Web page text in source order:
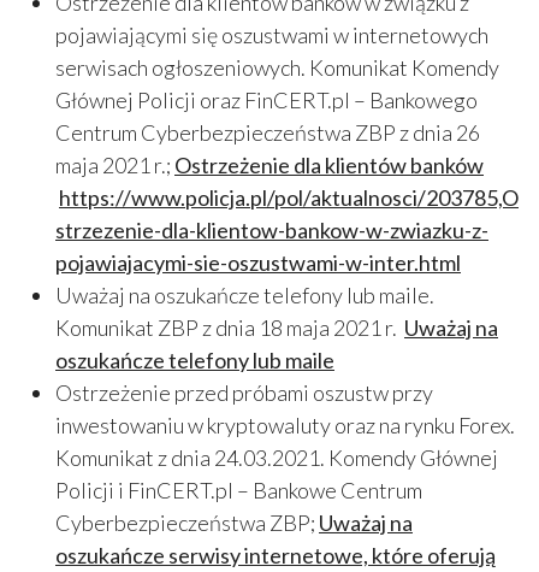
pojawiającymi się oszustwami w internetowych
serwisach ogłoszeniowych. Komunikat Komendy
Głównej Policji oraz FinCERT.pl – Bankowego
Centrum Cyberbezpieczeństwa ZBP z dnia 26
maja 2021 r.; Ostrzeżenie dla klientów banków
https://www.policja.pl/pol/aktualnosci/203785,O
strzezenie-dla-klientow-bankow-w-zwiazku-z-
pojawiajacymi-sie-oszustwami-w-inter.html
Uważaj na oszukańcze telefony lub maile.
Komunikat ZBP z dnia 18 maja 2021 r. Uważaj na
oszukańcze telefony lub maile
Ostrzeżenie przed próbami oszustw przy
inwestowaniu w kryptowaluty oraz na rynku Forex.
Komunikat z dnia 24.03.2021. Komendy Głównej
Policji i FinCERT.pl – Bankowe Centrum
Cyberbezpieczeństwa ZBP; Uważaj na
oszukańcze serwisy internetowe, które oferują